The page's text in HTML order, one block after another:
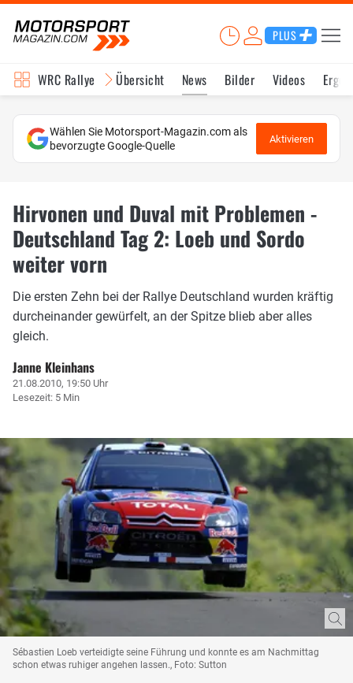
PLUS
WRC Rallye Übersicht News Bilder Videos
Wählen Sie Motorsport-Magazin.com als
bevorzugte Google-Quelle
Aktivieren
Hirvonen und Duval mit Problemen -
Deutschland Tag 2: Loeb und Sordo
weiter vorn
Die ersten Zehn bei der Rallye Deutschland wurden kräftig
durcheinander gewürfelt, an der Spitze blieb aber alles
gleich.
Janne Kleinhans
21.08.2010, 19:50 Uhr
Lesezeit: 5 Min
Sébastien Loeb verteidigte seine Führung und konnte es am Nachmittag
schon etwas ruhiger angehen lassen., Foto: Sutton